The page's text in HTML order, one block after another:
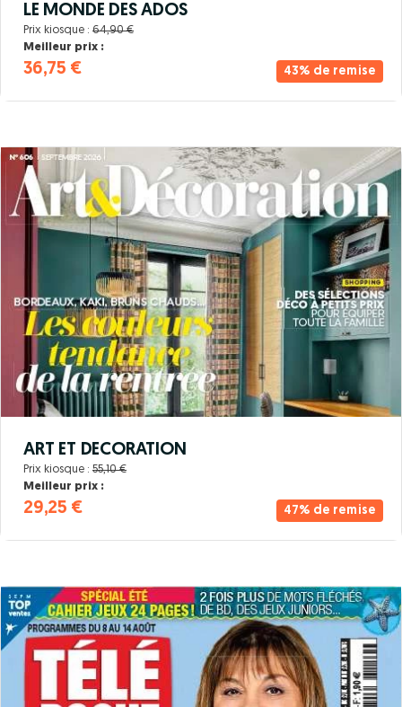
43% de remise
LE MONDE DES ADOS
Prix kiosque : 64,90 €
Meilleur prix :
36,75 €
47% de remise
ART ET DECORATION
Prix kiosque : 55,10 €
Meilleur prix :
29,25 €